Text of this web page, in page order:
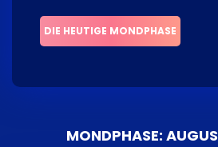
DIE HEUTIGE MONDPHASE
MONDPHASE: